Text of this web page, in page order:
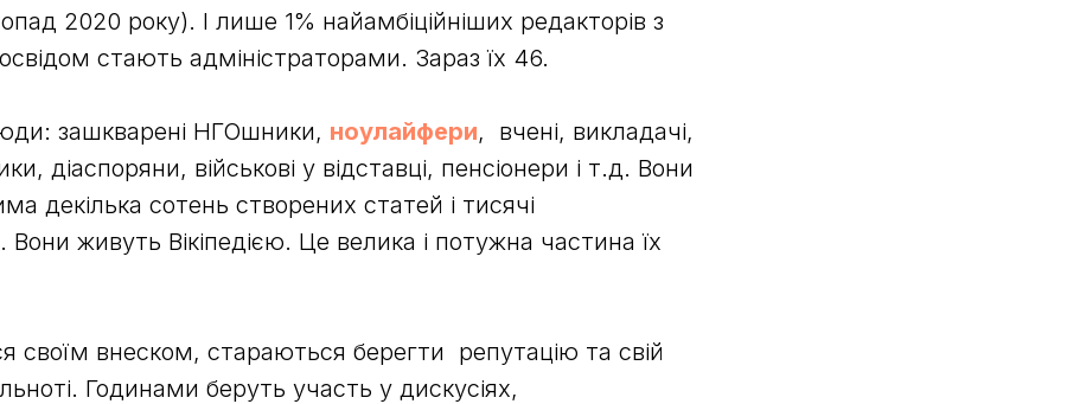
2020 року). І лише 1% найамбіційніших редакторів з
стають адміністраторами. Зараз їх 46.
зашкварені НГОшники, ноулайфери, вчені, викладачі,
діаспоряни, військові у відставці, пенсіонери і т.д. Вони
декілька сотень створених статей і тисячі
Вони живуть Вікіпедією. Це велика і потужна частина їх
своїм внеском, стараються берегти репутацію та свій
Годинами беруть участь у дискусіях,